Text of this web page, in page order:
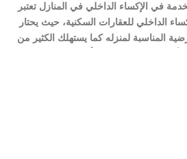
في الإكساء الداخلي في المنازل تعتبر
الداخلي للعقارات السكنية، حيث يحتار
المناسبة لمنزله كما يستهلك الكثير من